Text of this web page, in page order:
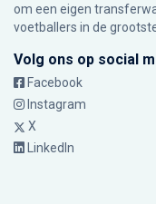
om een eigen
voetballers in de
Volg ons op social
Facebook
Instagram
X
LinkedIn